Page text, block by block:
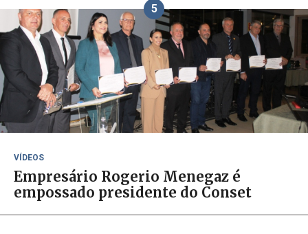
5
VÍDEOS
Empresário Rogerio Menegaz é
empossado presidente do Conset